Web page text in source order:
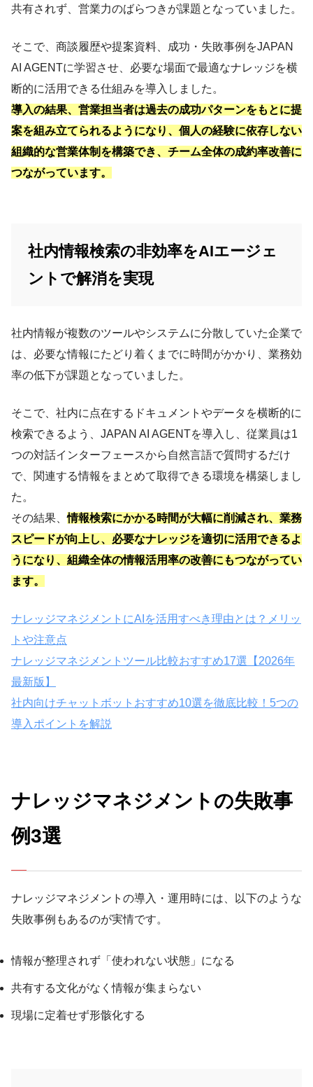
共有されず、営業力のばらつきが課題となっていました。
そこで、商談履歴や提案資料、成功・失敗事例をJAPAN
AI AGENTに学習させ、必要な場面で最適なナレッジを横
断的に活用できる仕組みを導入しました。
導入の結果、営業担当者は過去の成功パターンをもとに提
案を組み立てられるようになり、個人の経験に依存しない
組織的な営業体制を構築でき、チーム全体の成約率改善に
つながっています。
社内情報検索の非効率をAIエージェ
ントで解消を実現
社内情報が複数のツールやシステムに分散していた企業で
は、必要な情報にたどり着くまでに時間がかかり、業務効
率の低下が課題となっていました。
そこで、社内に点在するドキュメントやデータを横断的に
検索できるよう、JAPAN AI AGENTを導入し、従業員は1
つの対話インターフェースから自然言語で質問するだけ
で、関連する情報をまとめて取得できる環境を構築しまし
た。
その結果、情報検索にかかる時間が大幅に削減され、業務
スピードが向上し、必要なナレッジを適切に活用できるよ
うになり、組織全体の情報活用率の改善にもつながってい
ます。
ナレッジマネジメントにAIを活用すべき理由とは？メリッ
トや注意点
ナレッジマネジメントツール比較おすすめ17選【2026年
最新版】
社内向けチャットボットおすすめ10選を徹底比較！5つの
導入ポイントを解説
ナレッジマネジメントの失敗事
例3選
ナレッジマネジメントの導入・運用時には、以下のような
失敗事例もあるのが実情です。
情報が整理されず「使われない状態」になる
共有する文化がなく情報が集まらない
現場に定着せず形骸化する